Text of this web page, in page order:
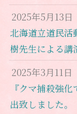
2025年5月13日
北海道立道民活
樹先生による講
2025年3月11日
『クマ捕殺強
出致しました。